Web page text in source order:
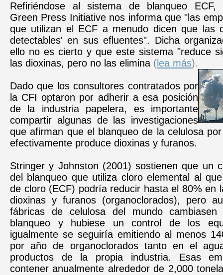
Refiriéndose al sistema de blanqueo ECF,
Green Press Initiative nos informa que "las
que utilizan el ECF a menudo dicen que las
detectables' en sus efluentes". Dicha
ello no es cierto y que este sistema "reduce
las dioxinas, pero no las elimina ( lea más).
Dado que los consultores contratados por
la CFI optaron por adherir a esa posición
de la industria papelera, es importante
compartir algunas de las investigaciones
que afirman que el blanqueo de la celulosa
efectivamente produce dioxinas y furanos.
Stringer y Johnston (2001) sostienen que un
del blanqueo que utiliza cloro elemental al
de cloro (ECF) podría reducir hasta el 80% en
dioxinas y furanos (organoclorados), pero
fábricas de celulosa del mundo
blanqueo y hubiese un control de los
igualmente se seguiría emitiendo al menos
por año de organoclorados tanto en el
productos de la propia industria. Esas
contener anualmente alrededor de 2,000